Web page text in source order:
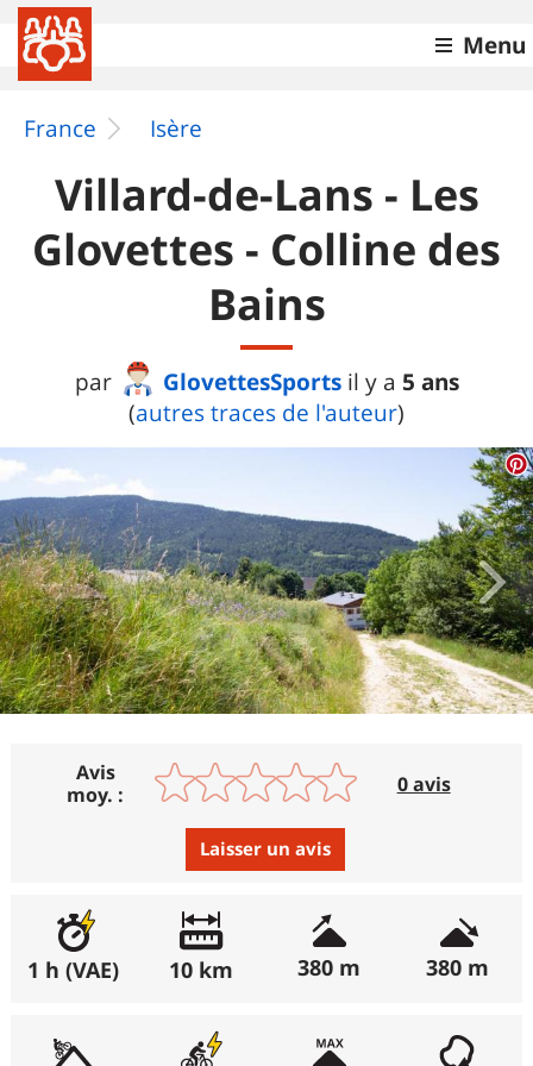
Menu
France Isère
Villard-de-Lans - Les
Glovettes - Colline des
Bains
par GlovettesSports il y a 5 ans
(autres traces de l'auteur)
Avis
moy. :
0 avis
Laisser un avis
Excellent:
0%
Moyen
1 h (VAE) 10 km 380 m 380 m